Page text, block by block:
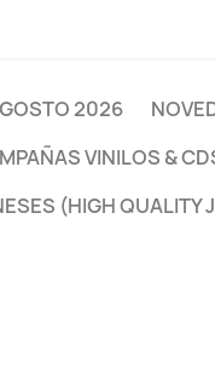
2026
VINILOS &
(HIGH QUALITY